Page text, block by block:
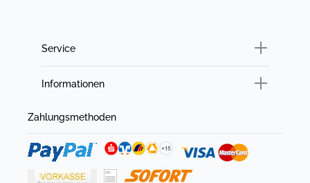
Service
Informationen
Zahlungsmethoden